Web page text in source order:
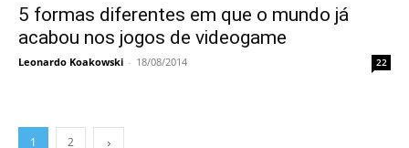
5 formas diferentes em que o mundo já
acabou nos jogos de videogame
Leonardo Koakowski - 18/08/2014 22
1 2